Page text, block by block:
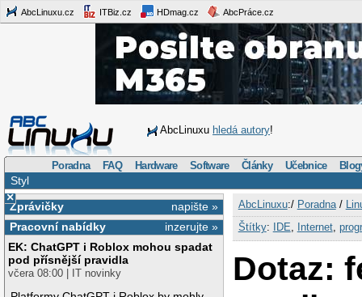
AbcLinuxu.cz ITBiz.cz HDmag.cz AbcPráce.cz
AbcLinuxu hledá autory!
Poradna FAQ Hardware Software Články Učebnice
Styl
×
napište »
Zprávičky
inzerujte »
Pracovní nabídky
EK: ChatGPT i Roblox mohou spadat
pod přísnější pravidla
včera 08:00 | IT novinky
AbcLinuxu:/ Poradna/
Štítky: IDE Internet,
Dotaz: